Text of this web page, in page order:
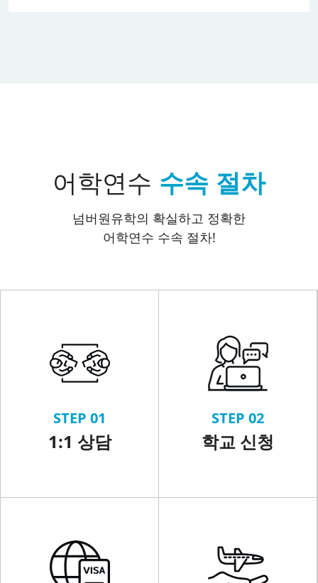
어학연수 수속 절차
넘버원유학의 확실하고 정확한
어학연수 수속 절차!
STEP 01
1:1 상담
STEP 02
학교 신청